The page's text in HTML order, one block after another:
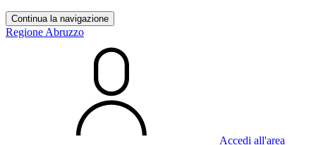
Continua la navigazione
Regione Abruzzo
Accedi all'area